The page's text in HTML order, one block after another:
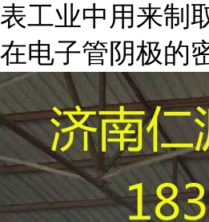
表工业中用来制
在电子管阴极的